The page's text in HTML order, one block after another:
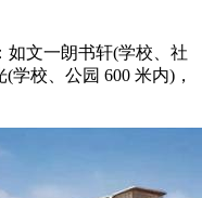
文一朗书轩(学校、社
学校、公园 600 米内)，